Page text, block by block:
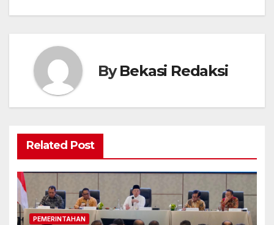
ByBekasi Redaksi
Related Post
PEMERINTAHAN